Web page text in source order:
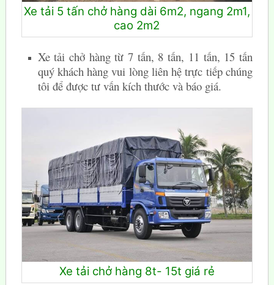
Xe tải 5 tấn chở hàng dài 6m2, ngang 2m1,
cao 2m2
Xe tải chở hàng từ 7 tấn, 8 tấn, 11 tấn, 15 tấn
quý khách hàng vui lòng liên hệ trực tiếp chúng
tôi để được tư vấn kích thước và báo giá.
Xe tải chở hàng 8t- 15t giá rẻ